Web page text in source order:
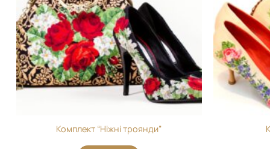
Комплект “Ніжні троянди”